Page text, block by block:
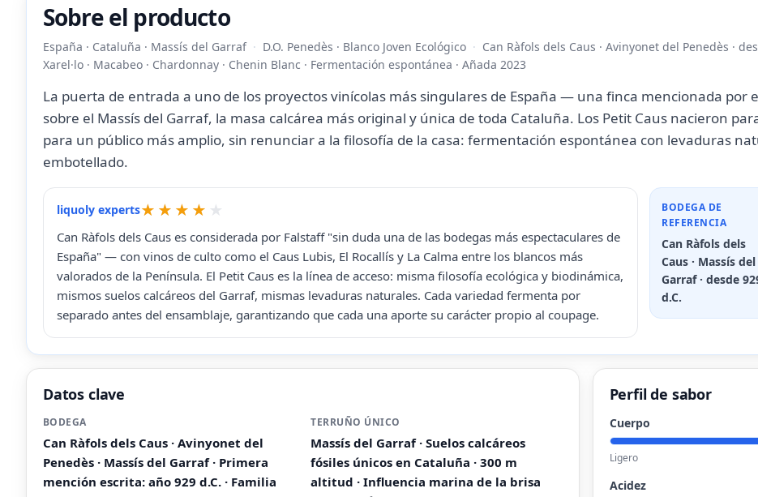
Sobre el producto
España · Cataluña · Massís del Garraf D.O. Penedès · Blanco Joven Ecológico
Can Ràfols dels Caus · Avinyonet del Penedès ·
Xarel·lo · Macabeo · Chardonnay · Chenin Blanc · Fermentación espontánea · Añada 2023
La puerta de entrada a uno de los proyectos vinícolas más singulares de España — una finca mencionada por
sobre el Massís del Garraf, la masa calcárea más original y única de toda Cataluña. Los Petit Caus nacieron
para un público más amplio, sin renunciar a la filosofía de la casa: fermentación espontánea con levaduras
embotellado.
liquoly experts
Can Ràfols dels Caus es considerada por Falstaff "sin duda una de las bodegas más espectaculares de
España" — con vinos de culto como el Caus Lubis, El Rocallís y La Calma entre los blancos más
valorados de la Península. El Petit Caus es la línea de acceso: misma filosofía ecológica y biodinámica,
mismos suelos calcáreos del Garraf, mismas levaduras naturales. Cada variedad fermenta por
separado antes del ensamblaje, garantizando que cada una aporte su carácter propio al coupage.
BODEGA DE
REFERENCIA
Can Ràfols dels
Caus · Massís del
Garraf · desde
d.C.
Datos clave
BODEGA
Can Ràfols dels Caus · Avinyonet del
Penedès · Massís del Garraf · Primera
mención escrita: año 929 d.C. · Familia
TERRUÑO ÚNICO
Massís del Garraf · Suelos calcáreos
fósiles únicos en Cataluña · 300 m
altitud · Influencia marina de la brisa
Perfil de sabor
Cuerpo
Ligero
Acidez